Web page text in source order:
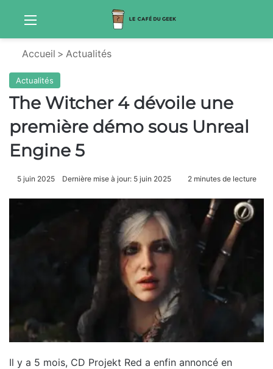
Menu
Accueil > Actualités
Actualités
The Witcher 4 dévoile une
première démo sous Unreal
Engine 5
5 juin 2025 Dernière mise à jour: 5 juin 2025 2 minutes de lecture
Il y a 5 mois, CD Projekt Red a enfin annoncé en